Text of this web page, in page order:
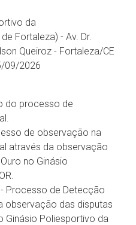
da
Fortaleza) - Av. Dr.
Queiroz - Fortaleza/CE
09/2026
do processo de
de observação na
através da observação
no Ginásio
Processo de Detecção
observação das disputas
Ginásio Poliesportivo da